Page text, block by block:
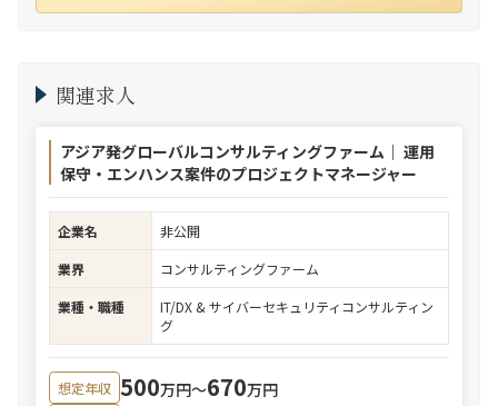
関連求人
アジア発グローバルコンサルティングファーム｜ 運用
保守・エンハンス案件のプロジェクトマネージャー
企業名
非公開
業界
コンサルティングファーム
業種・職種
IT/DX & サイバーセキュリティコンサルティン
グ
想定年収 500万円〜670万円